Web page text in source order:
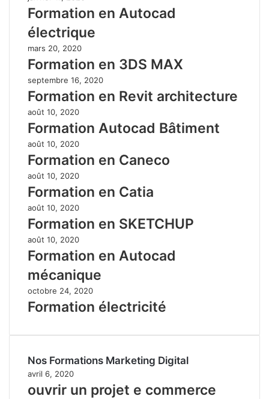
Formation en Autocad
électrique
mars 20, 2020
Formation en 3DS MAX
septembre 16, 2020
Formation en Revit architecture
août 10, 2020
Formation Autocad Bâtiment
août 10, 2020
Formation en Caneco
août 10, 2020
Formation en Catia
août 10, 2020
Formation en SKETCHUP
août 10, 2020
Formation en Autocad
mécanique
octobre 24, 2020
Formation électricité
Nos Formations Marketing Digital
avril 6, 2020
ouvrir un projet e commerce